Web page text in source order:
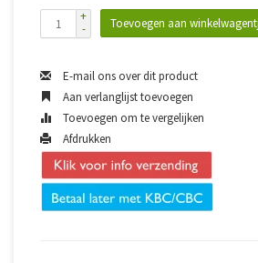
+
-
Toevoegen aan
E-mail ons over dit product
Aan verlanglijst toevoegen
Toevoegen om te vergelijken
Afdrukken